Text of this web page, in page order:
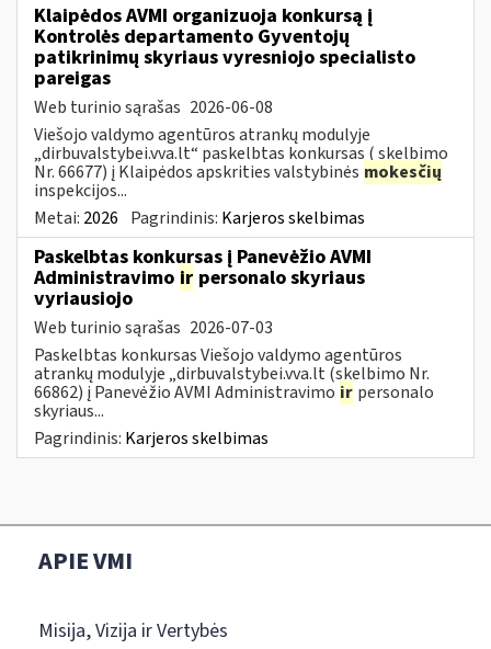
Klaipėdos AVMI organizuoja konkursą į
Kontrolės departamento Gyventojų
patikrinimų skyriaus vyresniojo specialisto
pareigas
Web turinio sąrašas 2026-06-08
Viešojo valdymo agentūros atrankų modulyje
„dirbuvalstybei.vva.lt“ paskelbtas konkursas ( skelbimo
Nr. 66677) į Klaipėdos apskrities valstybinės mokesčių
inspekcijos...
Metai: 2026 Pagrindinis: Karjeros skelbimas
Paskelbtas konkursas į Panevėžio AVMI
Administravimo ir personalo skyriaus
vyriausiojo
Web turinio sąrašas 2026-07-03
Paskelbtas konkursas Viešojo valdymo agentūros
atrankų modulyje „dirbuvalstybei.vva.lt (skelbimo Nr.
66862) į Panevėžio AVMI Administravimo ir personalo
skyriaus...
Pagrindinis: Karjeros skelbimas
APIE VMI
Misija, Vizija ir Vertybės